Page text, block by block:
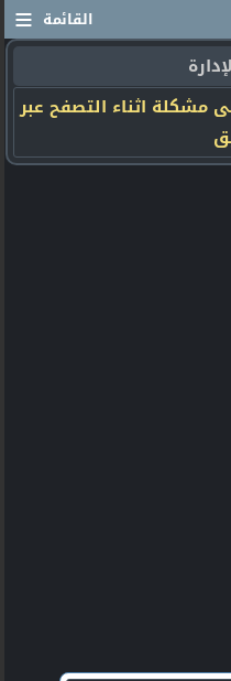
≡ القائمة
مشكلة اثناء التصفح عبر